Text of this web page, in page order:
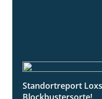
Standortreport
Blockbustersorte!